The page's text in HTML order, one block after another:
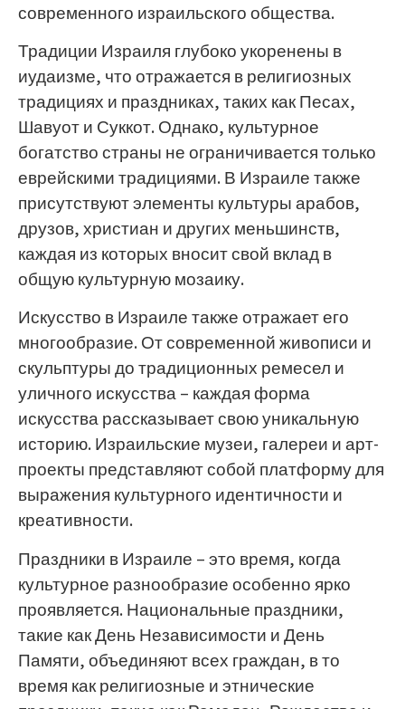
современного израильского общества.
Традиции Израиля глубоко укоренены в
иудаизме, что отражается в религиозных
традициях и праздниках, таких как Песах,
Шавуот и Суккот. Однако, культурное
богатство страны не ограничивается только
еврейскими традициями. В Израиле также
присутствуют элементы культуры арабов,
друзов, христиан и других меньшинств,
каждая из которых вносит свой вклад в
общую культурную мозаику.
Искусство в Израиле также отражает его
многообразие. От современной живописи и
скульптуры до традиционных ремесел и
уличного искусства – каждая форма
искусства рассказывает свою уникальную
историю. Израильские музеи, галереи и арт-
проекты представляют собой платформу для
выражения культурного идентичности и
креативности.
Праздники в Израиле – это время, когда
культурное разнообразие особенно ярко
проявляется. Национальные праздники,
такие как День Независимости и День
Памяти, объединяют всех граждан, в то
время как религиозные и этнические